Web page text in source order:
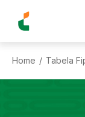
Home / Tabela